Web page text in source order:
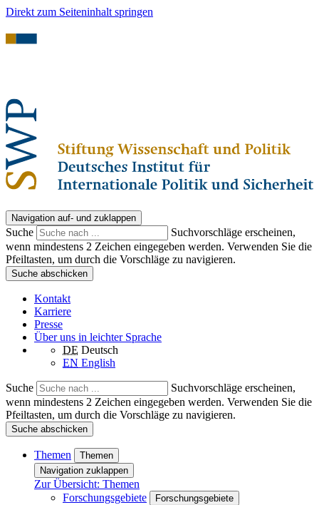
Direkt zum Seiteninhalt springen
Navigation auf- und zuklappen
Suche
Suchvorschläge erscheinen,
wenn mindestens 2 Zeichen eingegeben werden. Verwenden Sie die
Pfeiltasten, um durch die Vorschläge zu navigieren.
Suche abschicken
Kontakt
Karriere
Presse
Über uns in leichter Sprache
DE Deutsch
EN English
Suche
Suchvorschläge erscheinen,
wenn mindestens 2 Zeichen eingegeben werden. Verwenden Sie die
Pfeiltasten, um durch die Vorschläge zu navigieren.
Suche abschicken
Themen
Themen
Navigation zuklappen
Zur Übersicht: Themen
Forschungsgebiete
Forschungsgebiete